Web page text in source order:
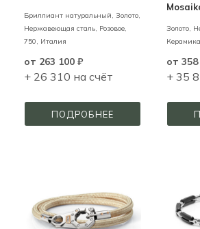
Бриллиант натуральный, Золото,
Нержавеющая сталь, Розовое,
750, Италия
от 263 100 ₽
+ 26 310 на счёт
ПОДРОБНЕЕ
Золото,
Керамика
от
+ 35